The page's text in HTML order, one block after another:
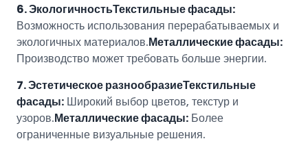
6. ЭкологичностьТекстильные фасады:
Возможность использования перерабатываемых и
экологичных материалов.Металлические фасады:
Производство может требовать больше энергии.
7. Эстетическое разнообразиеТекстильные
фасады: Широкий выбор цветов, текстур и
узоров.Металлические фасады: Более
ограниченные визуальные решения.